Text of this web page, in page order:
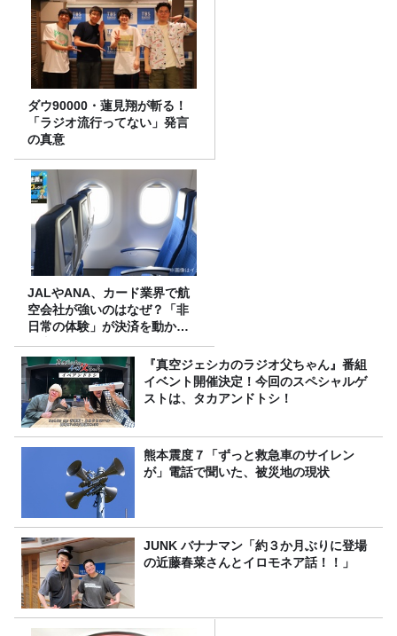
ダウ90000・蓮見翔が斬る！
「ラジオ流行ってない」発言
の真意
JALやANA、カード業界で航
空会社が強いのはなぜ？「非
日常の体験」が決済を動かす
理由
『真空ジェシカのラジオ父ちゃん』番組
イベント開催決定！今回のスペシャルゲ
ストは、タカアンドトシ！
熊本震度７「ずっと救急車のサイレン
が」電話で聞いた、被災地の現状
JUNK バナナマン「約３か月ぶりに登場
の近藤春菜さんとイロモネア話！！」